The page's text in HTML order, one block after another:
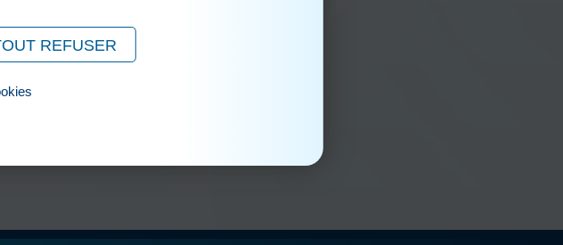
REFUSER